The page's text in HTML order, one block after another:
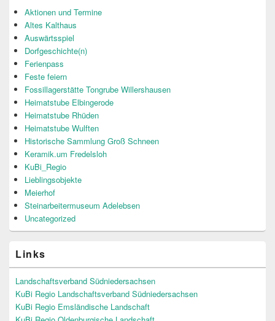
Aktionen und Termine
Altes Kalthaus
Auswärtsspiel
Dorfgeschichte(n)
Ferienpass
Feste feiern
Fossillagerstätte Tongrube Willershausen
Heimatstube Elbingerode
Heimatstube Rhüden
Heimatstube Wulften
Historische Sammlung Groß Schneen
Keramik.um Fredelsloh
KuBi_Regio
Lieblingsobjekte
Meierhof
Steinarbeitermuseum Adelebsen
Uncategorized
Links
Landschaftsverband Südniedersachsen
KuBi Regio Landschaftsverband Südniedersachsen
KuBi Regio Emsländische Landschaft